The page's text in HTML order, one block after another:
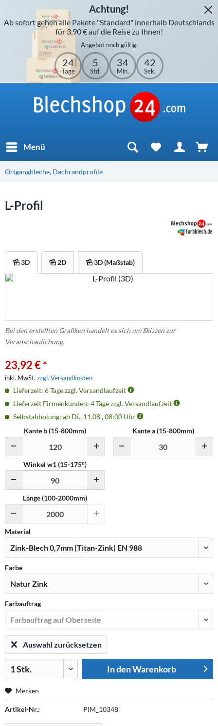
Achtung!
Ab sofort gehen alle Pakete "Standard" innerhalb Deutschlands
für 3,90 € auf die Reise zu Ihnen!
Angebot noch gültig:
24
Tage
5
Std.
34
Min.
42
Sek.
Menü
Ortgangbleche, Dachrandprofile
L-Profil
3D 2D 3D (Maßstab)
Bei den erstellten Grafiken handelt es sich um Skizzen zur
Veranschaulichung.
23,92 € *
inkl. MwSt. zzgl. Versandkosten
Lieferzeit: 6 Tage zzgl. Versandlaufzeit
Lieferzeit Firmenkunden: 4 Tage zzgl. Versandlaufzeit
Selbstabholung: ab Di., 11.08., 08:00 Uhr
Kante b (15-800mm) Kante a (15-800mm)
Winkel w1 (15-175°)
Länge (100-2000mm)
Material
Farbe
Farbauftrag
Auswahl zurücksetzen
Menge:
In denWarenkorb
Merken
Artikel-Nr.: PIM_10348